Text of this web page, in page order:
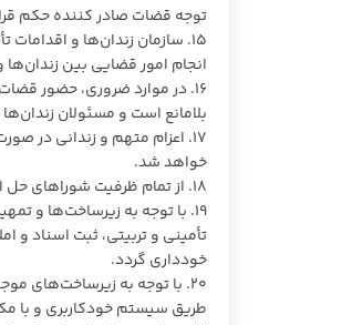
توجه قضات صادر کننده حکم
۱۵. سازمان زندان‌ها و
انجام امور قضایی بین
۱۶. در موارد ضروری، حضور
بلامانع است و مسئولان
۱۷. اعزام متهم و زندانی در
خواهد شد.
۱۸. از تمام ظرفیت شورا‌های حل اختلاف و مقررات میانجیگری برای صلح و سازش بین اصحاب دعوی استفاده شود.
۱۹. با توجه به زیرساخت‌ها و
تأمینی و تربیتی، ثبت اسناد و
خودداری گردد.
۲۰. با توجه به زیرساخت‌های
طریق سیستم خودکاربری و با